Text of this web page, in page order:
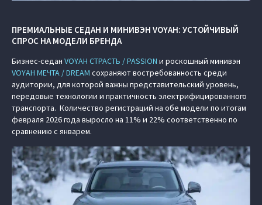
ПРЕМИАЛЬНЫЕ СЕДАН И МИНИВЭН VOYAH: УСТОЙЧИВЫЙ
СПРОС НА МОДЕЛИ БРЕНДА
Бизнес-седан VOYAH СТРАСТЬ / PASSION и роскошный минивэн
VOYAH МЕЧТА / DREAM сохраняют востребованность среди
аудитории, для которой важны представительский уровень,
передовые технологии и практичность электрифицированного
транспорта. Количество регистраций на обе модели по итогам
февраля 2026 года выросло на 11% и 22% соответственно по
сравнению с январем.